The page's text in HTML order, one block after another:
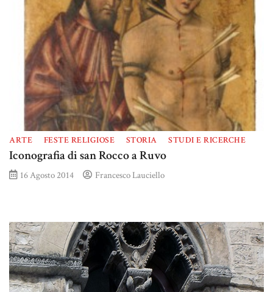
ARTE FESTE RELIGIOSE STORIA STUDI E RICERCHE
Iconografia di san Rocco a Ruvo
16 Agosto 2014 Francesco Lauciello